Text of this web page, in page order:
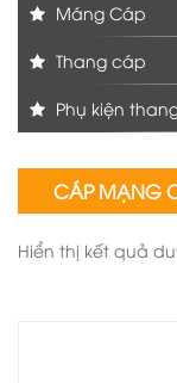
Máng Cáp
Thang cáp
Phụ kiện
CÁP MẠNG
Hiển thị kết quả